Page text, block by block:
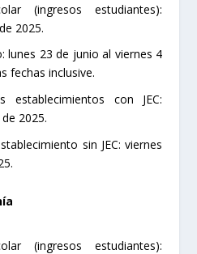
(ingresos estudiantes):
2025.
lunes 23 de junio al viernes 4
fechas inclusive.
con JEC:
2025.
sin JEC: viernes
(ingresos estudiantes):